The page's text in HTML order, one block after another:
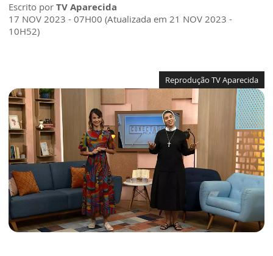
Escrito por TV Aparecida
17 NOV 2023 - 07H00 (Atualizada em 21 NOV 2023 -
10H52)
Reprodução TV Aparecida